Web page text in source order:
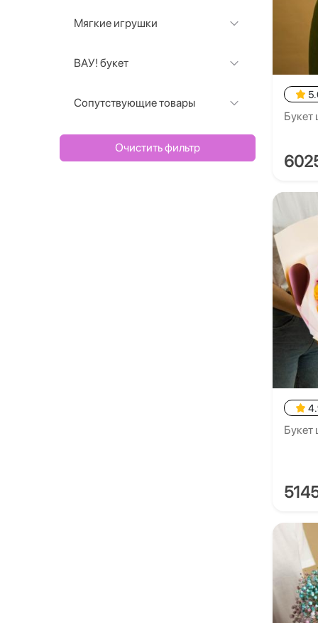
Мягкие игрушки
ВАУ! букет
Сопутствующие товары
Очистить фильтр
Букет
Букет